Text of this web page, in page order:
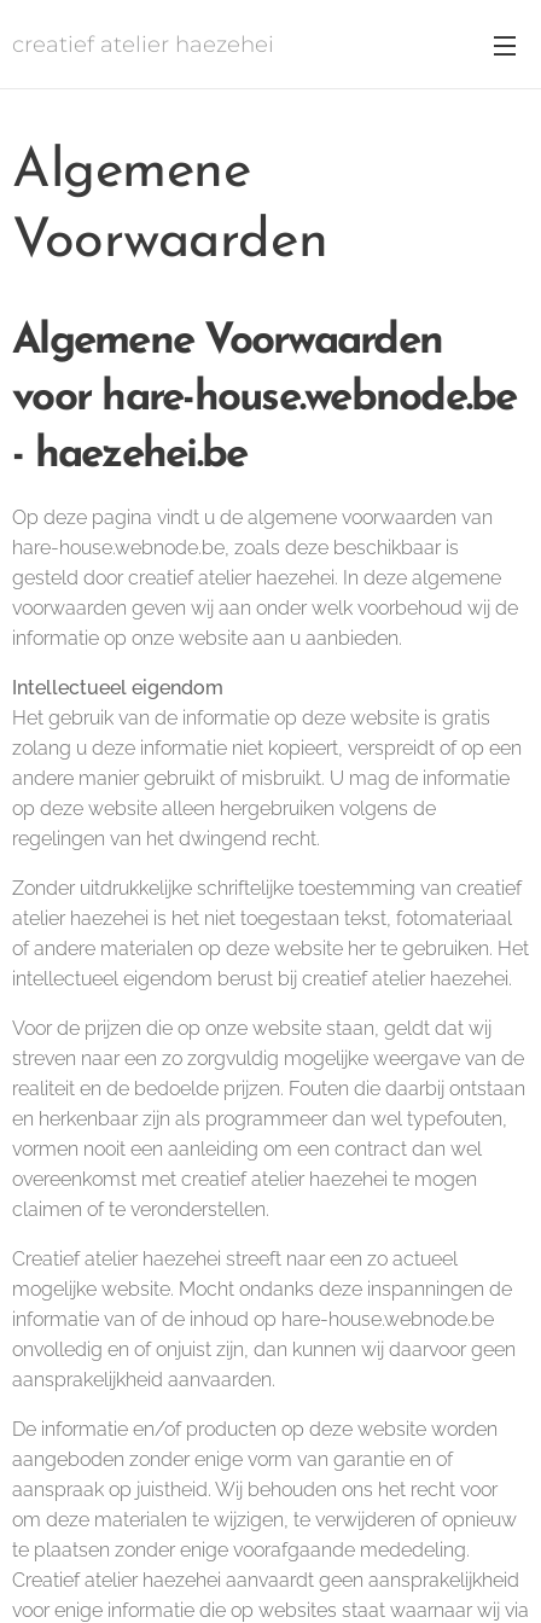
creatief atelier haezehei
Algemene
Voorwaarden
Algemene Voorwaarden
voor hare-house.webnode.be
- haezehei.be
Op deze pagina vindt u de algemene voorwaarden van
hare-house.webnode.be, zoals deze beschikbaar is
gesteld door creatief atelier haezehei. In deze algemene
voorwaarden geven wij aan onder welk voorbehoud wij de
informatie op onze website aan u aanbieden.
Intellectueel eigendom
Het gebruik van de informatie op deze website is gratis
zolang u deze informatie niet kopieert, verspreidt of op een
andere manier gebruikt of misbruikt. U mag de informatie
op deze website alleen hergebruiken volgens de
regelingen van het dwingend recht.
Zonder uitdrukkelijke schriftelijke toestemming van creatief
atelier haezehei is het niet toegestaan tekst, fotomateriaal
of andere materialen op deze website her te gebruiken. Het
intellectueel eigendom berust bij creatief atelier haezehei.
Voor de prijzen die op onze website staan, geldt dat wij
streven naar een zo zorgvuldig mogelijke weergave van de
realiteit en de bedoelde prijzen. Fouten die daarbij ontstaan
en herkenbaar zijn als programmeer dan wel typefouten,
vormen nooit een aanleiding om een contract dan wel
overeenkomst met creatief atelier haezehei te mogen
claimen of te veronderstellen.
Creatief atelier haezehei streeft naar een zo actueel
mogelijke website. Mocht ondanks deze inspanningen de
informatie van of de inhoud op hare-house.webnode.be
onvolledig en of onjuist zijn, dan kunnen wij daarvoor geen
aansprakelijkheid aanvaarden.
De informatie en/of producten op deze website worden
aangeboden zonder enige vorm van garantie en of
aanspraak op juistheid. Wij behouden ons het recht voor
om deze materialen te wijzigen, te verwijderen of opnieuw
te plaatsen zonder enige voorafgaande mededeling.
Creatief atelier haezehei aanvaardt geen aansprakelijkheid
voor enige informatie die op websites staat waarnaar wij via